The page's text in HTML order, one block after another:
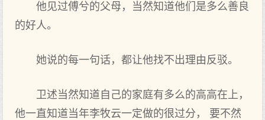
他见过傅兮的父母，当然知道他们是多么善良
的好人。
她说的每一句话，都让他找不出理由反驳。
卫述当然知道自己的家庭有多么的高高在上，
他一直知道当年李牧云一定做的很过分， 要不然